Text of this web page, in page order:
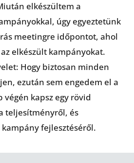
elkészültem a
úgy egyeztetünk
meetingre időpontot, ahol
elkészült kampányokat.
Hogy biztosan minden
ezután sem engedem el a
végén kapsz egy rövid
teljesítményről, és
fejlesztéséről.